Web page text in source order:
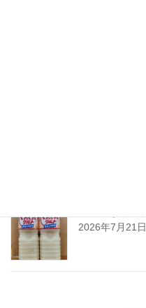
2026年7月21日